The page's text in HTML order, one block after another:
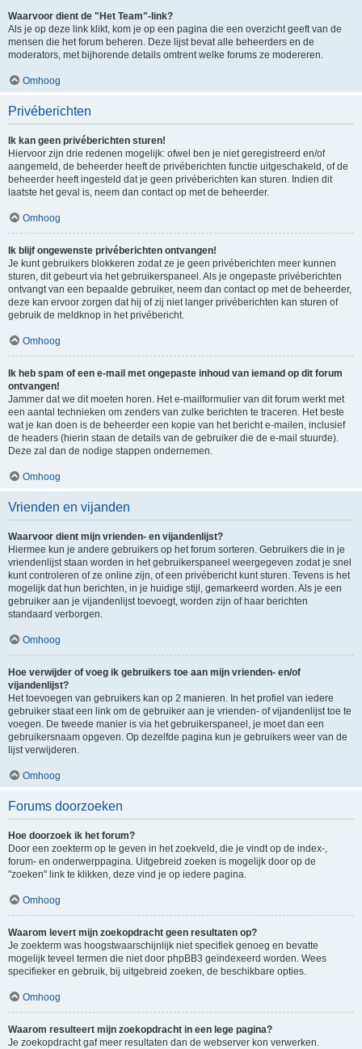
Waarvoor dient de "Het Team"-link?
Als je op deze link klikt, kom je op een pagina die een overzicht geeft van de
mensen die het forum beheren. Deze lijst bevat alle beheerders en de
moderators, met bijhorende details omtrent welke forums ze modereren.
Omhoog
Privéberichten
Ik kan geen privéberichten sturen!
Hiervoor zijn drie redenen mogelijk: ofwel ben je niet geregistreerd en/of
aangemeld, de beheerder heeft de privéberichten functie uitgeschakeld, of de
beheerder heeft ingesteld dat je geen privéberichten kan sturen. Indien dit
laatste het geval is, neem dan contact op met de beheerder.
Omhoog
Ik blijf ongewenste privéberichten ontvangen!
Je kunt gebruikers blokkeren zodat ze je geen privéberichten meer kunnen
sturen, dit gebeurt via het gebruikerspaneel. Als je ongepaste privéberichten
ontvangt van een bepaalde gebruiker, neem dan contact op met de beheerder,
deze kan ervoor zorgen dat hij of zij niet langer privéberichten kan sturen of
gebruik de meldknop in het privébericht.
Omhoog
Ik heb spam of een e-mail met ongepaste inhoud van iemand op dit forum
ontvangen!
Jammer dat we dit moeten horen. Het e-mailformulier van dit forum werkt met
een aantal technieken om zenders van zulke berichten te traceren. Het beste
wat je kan doen is de beheerder een kopie van het bericht e-mailen, inclusief
de headers (hierin staan de details van de gebruiker die de e-mail stuurde).
Deze zal dan de nodige stappen ondernemen.
Omhoog
Vrienden en vijanden
Waarvoor dient mijn vrienden- en vijandenlijst?
Hiermee kun je andere gebruikers op het forum sorteren. Gebruikers die in je
vriendenlijst staan worden in het gebruikerspaneel weergegeven zodat je snel
kunt controleren of ze online zijn, of een privébericht kunt sturen. Tevens is het
mogelijk dat hun berichten, in je huidige stijl, gemarkeerd worden. Als je een
gebruiker aan je vijandenlijst toevoegt, worden zijn of haar berichten
standaard verborgen.
Omhoog
Hoe verwijder of voeg ik gebruikers toe aan mijn vrienden- en/of
vijandenlijst?
Het toevoegen van gebruikers kan op 2 manieren. In het profiel van iedere
gebruiker staat een link om de gebruiker aan je vrienden- of vijandenlijst toe te
voegen. De tweede manier is via het gebruikerspaneel, je moet dan een
gebruikersnaam opgeven. Op dezelfde pagina kun je gebruikers weer van de
lijst verwijderen.
Omhoog
Forums doorzoeken
Hoe doorzoek ik het forum?
Door een zoekterm op te geven in het zoekveld, die je vindt op de index-,
forum- en onderwerppagina. Uitgebreid zoeken is mogelijk door op de
"zoeken" link te klikken, deze vind je op iedere pagina.
Omhoog
Waarom levert mijn zoekopdracht geen resultaten op?
Je zoekterm was hoogstwaarschijnlijk niet specifiek genoeg en bevatte
mogelijk teveel termen die niet door phpBB3 geïndexeerd worden. Wees
specifieker en gebruik, bij uitgebreid zoeken, de beschikbare opties.
Omhoog
Waarom resulteert mijn zoekopdracht in een lege pagina?
Je zoekopdracht gaf meer resultaten dan de webserver kon verwerken.